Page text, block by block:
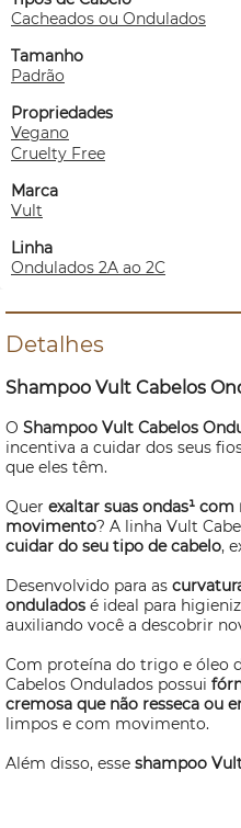
Cacheados ou Ondulados
Tamanho
Padrão
Propriedades
Vegano
Cruelty Free
Marca
Vult
Linha
Ondulados 2A ao 2C
Detalhes
Shampoo Vult Cabelos
O Shampoo Vult Cabelos
incentiva a cuidar dos seus
que eles têm.
Quer exaltar suas ondas¹
movimento? A linha Vult
cuidar do seu tipo de cabelo,
Desenvolvido para as
ondulados é ideal para
auxiliando você a descobrir
Com proteína do trigo e óleo
Cabelos Ondulados possui
cremosa que não resseca ou
limpos e com movimento.
Além disso, esse shampoo